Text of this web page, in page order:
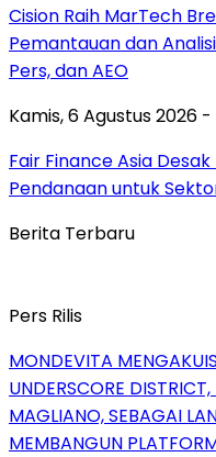
Cision Raih MarTech
Pemantauan dan
Pers, dan AEO
Kamis, 6 Agustus 2026 -
Fair Finance Asia
Pendanaan untuk
Berita Terbaru
Pers Rilis
MONDEVITA
UNDERSCORE
MAGLIANO, SEBAGAI
MEMBANGUN